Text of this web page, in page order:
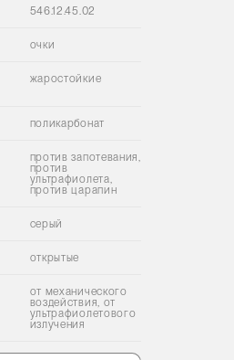
546.12.45.02
очки
жаростойкие
поликарбонат
против запотевания,
против
ультрафиолета,
против царапин
серый
открытые
от механического
воздействия, от
ультрафиолетового
излучения